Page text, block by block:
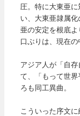
圧。特に大東亜
い、大東亜隷属
亜の安定を根底
口ぶりは、現在の
アジア人が「自
て、「もって世
ろも同工異曲。
こういった序文